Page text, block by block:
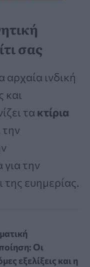
σας
αρχαία ινδική
και
τα κτίρια
την
για την
ευημερίας.
Οι
εξελίξεις και η